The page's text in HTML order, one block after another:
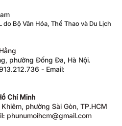
Bộ Văn Hóa, Thể Thao và Du Lịch
phường Đống Đa, Hà Nội.
- Email:
Chí Minh
phường Sài Gòn, TP.HCM
phunumoihcm@gmail.com